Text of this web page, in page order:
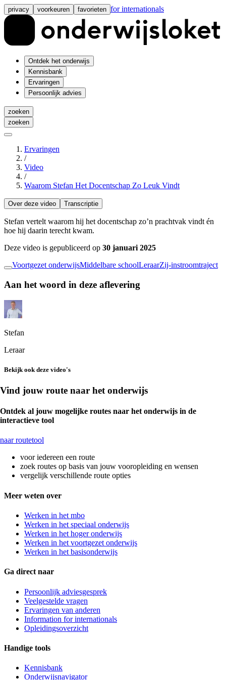
privacy voorkeuren favorieten for internationals
Ontdek het onderwijs
Kennisbank
Ervaringen
Persoonlijk advies
zoeken
zoeken
Ervaringen
/
Video
/
Waarom Stefan Het Docentschap Zo Leuk Vindt
Over deze video Transcriptie
Stefan vertelt waarom hij het docentschap zo’n prachtvak vindt én
hoe hij daarin terecht kwam.
Deze video is gepubliceerd op 30 januari 2025
Voortgezet onderwijsMiddelbare schoolLeraarZij-instroomtraject
Aan het woord in deze aflevering
Stefan
Leraar
Bekijk ook deze video's
Vind jouw route naar het onderwijs
Ontdek al jouw mogelijke routes naar het onderwijs in de
interactieve tool
naar routetool
voor iedereen een route
zoek routes op basis van jouw vooropleiding en wensen
vergelijk verschillende route opties
Meer weten over
Werken in het mbo
Werken in het speciaal onderwijs
Werken in het hoger onderwijs
Werken in het voortgezet onderwijs
Werken in het basisonderwijs
Ga direct naar
Persoonlijk adviesgesprek
Veelgestelde vragen
Ervaringen van anderen
Information for internationals
Opleidingsoverzicht
Handige tools
Kennisbank
Onderwijsnavigator